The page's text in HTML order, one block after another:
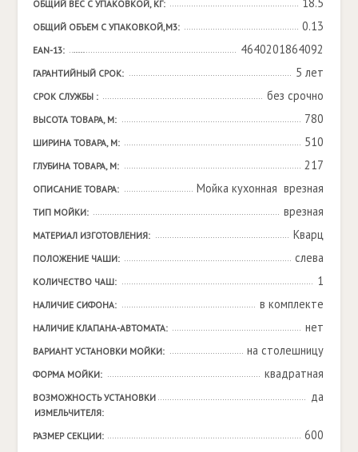
ОБЩИЙ ВЕС С УПАКОВКОЙ, КГ:
ОБЩИЙ ОБЪЕМ С УПАКОВКОЙ,М3: 0.13
EAN-13: 4640201864092
ГАРАНТИЙНЫЙ СРОК: 5 лет
СРОК СЛУЖБЫ : без срочно
ВЫСОТА ТОВАРА, М: 780
ШИРИНА ТОВАРА, М: 510
ГЛУБИНА ТОВАРА, М: 217
ОПИСАНИЕ ТОВАРА: Мойка кухонная  врезная
ТИП МОЙКИ: врезная
МАТЕРИАЛ ИЗГОТОВЛЕНИЯ: Кварц
ПОЛОЖЕНИЕ ЧАШИ: слева
КОЛИЧЕСТВО ЧАШ: 1
НАЛИЧИЕ СИФОНА: в комплекте
НАЛИЧИЕ КЛАПАНА-АВТОМАТА: нет
ВАРИАНТ УСТАНОВКИ МОЙКИ: на столешницу
ФОРМА МОЙКИ: квадратная
ВОЗМОЖНОСТЬ УСТАНОВКИ
ИЗМЕЛЬЧИТЕЛЯ:
да
РАЗМЕР СЕКЦИИ: 600